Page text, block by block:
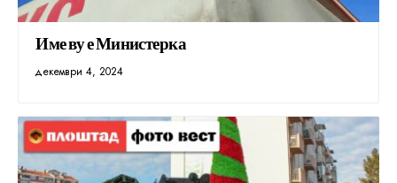
Име ву е Министерка
декември 4, 2024